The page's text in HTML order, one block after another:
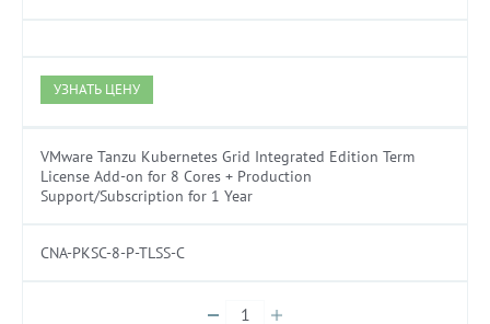
УЗНАТЬ ЦЕНУ
VMware Tanzu Kubernetes Grid Integrated Edition Term
License Add-on for 8 Cores + Production
Support/Subscription for 1 Year
CNA-PKSC-8-P-TLSS-C